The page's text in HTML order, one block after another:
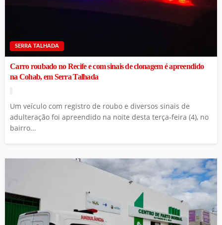
SERRA TALHADA
Carro roubado no Recife e com sinais de clonagem é apreendido
na Cohab, em Serra Talhada
Um veículo com registro de roubo e diversos sinais de
adulteração foi apreendido na noite desta terça-feira (4), no
bairro...